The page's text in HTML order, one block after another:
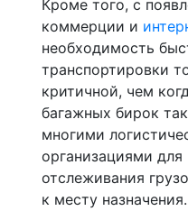
Кроме того, с
коммерции и
необходимость
транспортировки
критичной, чем
багажных бирок
многими
организациями
отслеживания
к месту